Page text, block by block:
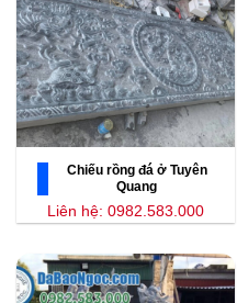
Chiếu rồng đá ở Tuyên
Quang
Liên hệ: 0982.583.000